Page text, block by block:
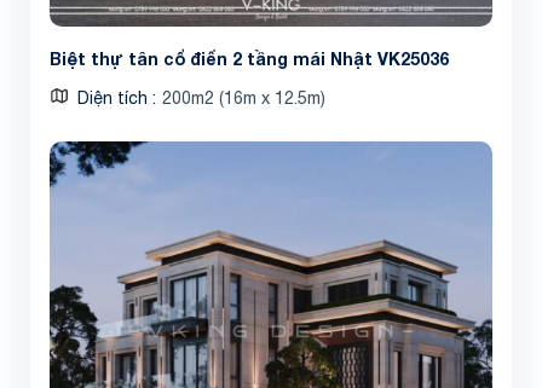
Biệt thự tân cổ điển 2 tầng mái Nhật VK25036
Diện tích 200m2 (16m x 12.5m)